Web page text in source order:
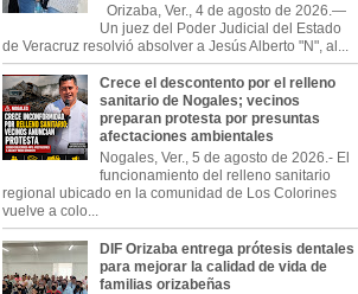
Orizaba, Ver., 4 de agosto de 2026.—
Un juez del Poder Judicial del Estado
de Veracruz resolvió absolver a Jesús Alberto "N", al...
Crece el descontento por el relleno
sanitario de Nogales; vecinos
preparan protesta por presuntas
afectaciones ambientales
Nogales, Ver., 5 de agosto de 2026.- El
funcionamiento del relleno sanitario
regional ubicado en la comunidad de Los Colorines
vuelve a colo...
DIF Orizaba entrega prótesis dentales
para mejorar la calidad de vida de
familias orizabeñas